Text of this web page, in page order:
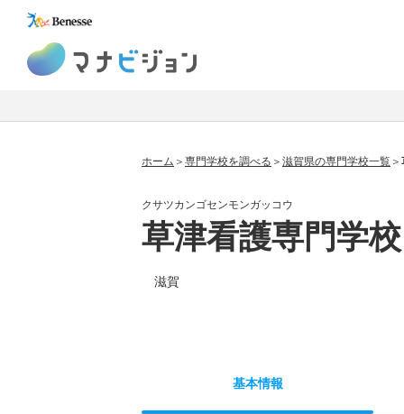
ホーム 専門学校を調べる 滋賀県の専門学校一覧
クサツカンゴセンモンガッコウ
草津看護専門学校
滋賀
基本情報